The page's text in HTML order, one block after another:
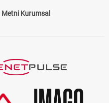
Metni Kurumsal